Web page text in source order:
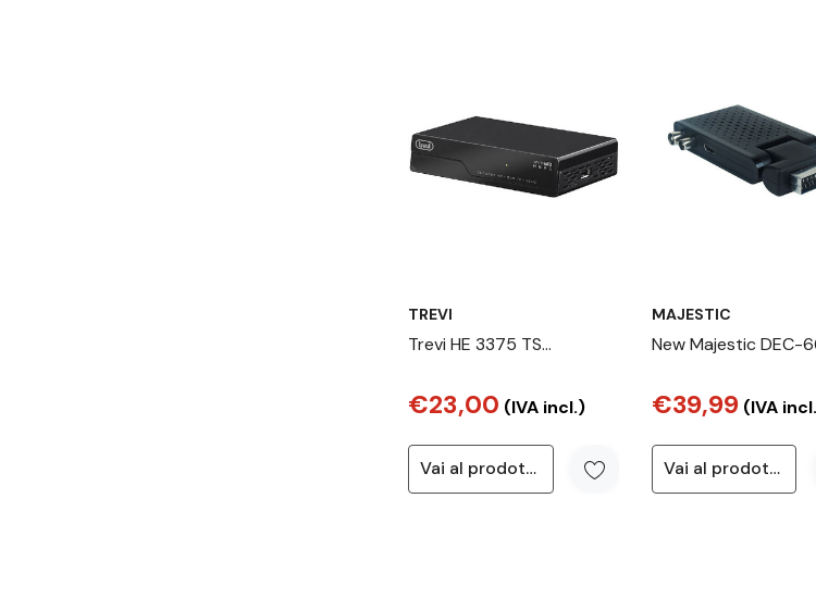
TREVI
Trevi HE 3375 TS
€23,00 (IVA incl.)
Vai al prodotto
MAJESTIC
New Majestic DEC-
€39,99 (IVA
Vai al prodotto